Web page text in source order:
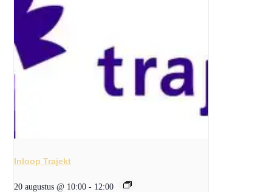
Inloop Trajekt
20 augustus @ 10:00 - 12:00